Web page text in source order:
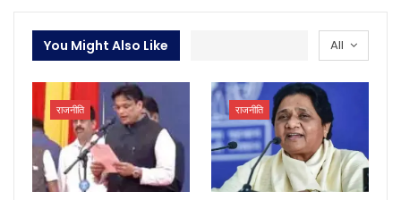
All
You Might Also Like
राजनीति राजनीति